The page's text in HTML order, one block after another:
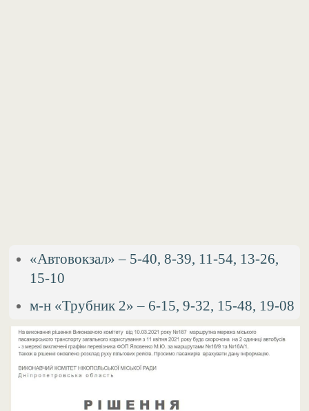
«Автовокзал» – 5-40, 8-39, 11-54, 13-26,
15-10
м-н «Трубник 2» – 6-15, 9-32, 15-48, 19-08